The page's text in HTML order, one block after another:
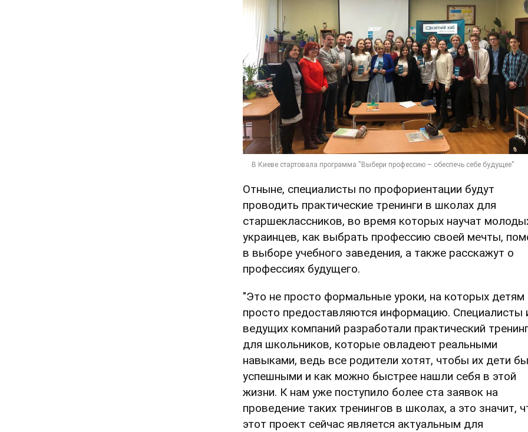
Отныне, специалисты по профориентации будут
проводить практические тренинги в школах для
старшеклассников, во время которых научат
украинцев, как выбрать профессию своей мечты,
в выборе учебного заведения, а также расскажут о
профессиях будущего.
"Это не просто формальные уроки, на которых детям
просто предоставляются информацию. Специалисты
ведущих компаний разработали практический
для школьников, которые овладеют реальными
навыками, ведь все родители хотят, чтобы их дети
успешными и как можно быстрее нашли себя в этой
жизни. К нам уже поступило более ста заявок на
проведение таких тренингов в школах, а это значит,
этот проект сейчас является актуальным для